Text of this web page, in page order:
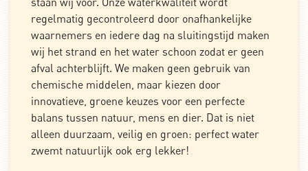
regelmatig gecontroleerd door onafhankelijke
waarnemers en iedere dag na sluitingstijd maken
wij het strand en het water schoon zodat er geen
afval achterblijft. We maken geen gebruik van
chemische middelen, maar kiezen door
innovatieve, groene keuzes voor een perfecte
balans tussen natuur, mens en dier. Dat is niet
alleen duurzaam, veilig en groen: perfect water
zwemt natuurlijk ook erg lekker!